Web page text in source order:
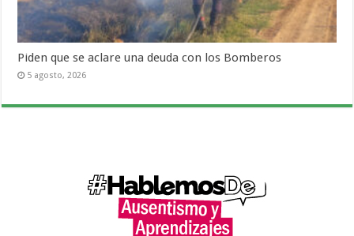
Piden que se aclare una deuda con los Bomberos
5 agosto, 2026